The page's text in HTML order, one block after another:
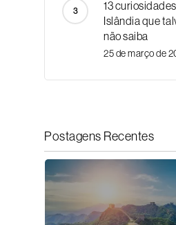
13
Islândia que
não saiba
25 de março de
Postagens Recentes